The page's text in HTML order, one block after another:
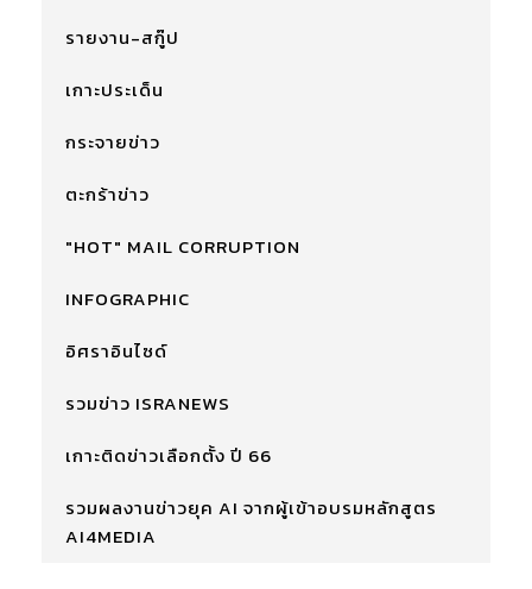
รายงาน-สกู๊ป
เกาะประเด็น
กระจายข่าว
ตะกร้าข่าว
"HOT" MAIL CORRUPTION
INFOGRAPHIC
อิศราอินไซด์
รวมข่าว ISRANEWS
เกาะติดข่าวเลือกตั้ง ปี 66
รวมผลงานข่าวยุค AI จากผู้เข้าอบรมหลักสูตร
AI4MEDIA